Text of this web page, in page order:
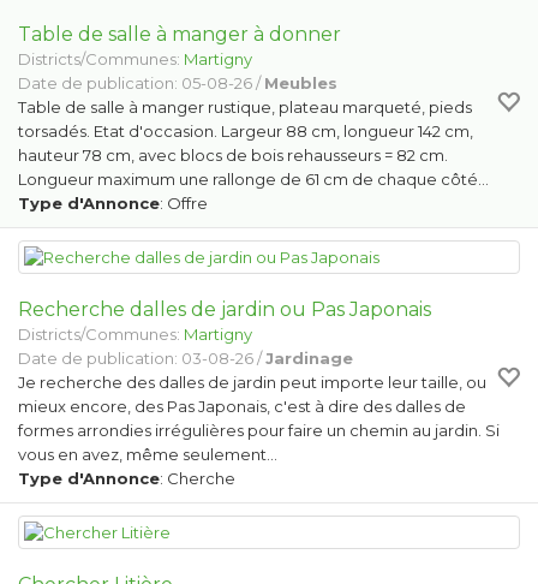
Table de salle à manger à donner
Districts/Communes: Martigny
Date de publication: 05-08-26 /Meubles
Table de salle à manger rustique, plateau marqueté, pieds
torsadés. Etat d'occasion. Largeur 88 cm, longueur 142 cm,
hauteur 78 cm, avec blocs de bois rehausseurs = 82 cm.
Longueur maximum une rallonge de 61 cm de chaque côté…
Type d'Annonce: Offre
Recherche dalles de jardin ou Pas Japonais
Districts/Communes: Martigny
Date de publication: 03-08-26 /Jardinage
Je recherche des dalles de jardin peut importe leur taille, ou
mieux encore, des Pas Japonais, c'est à dire des dalles de
formes arrondies irrégulières pour faire un chemin au jardin. Si
vous en avez, même seulement…
Type d'Annonce: Cherche